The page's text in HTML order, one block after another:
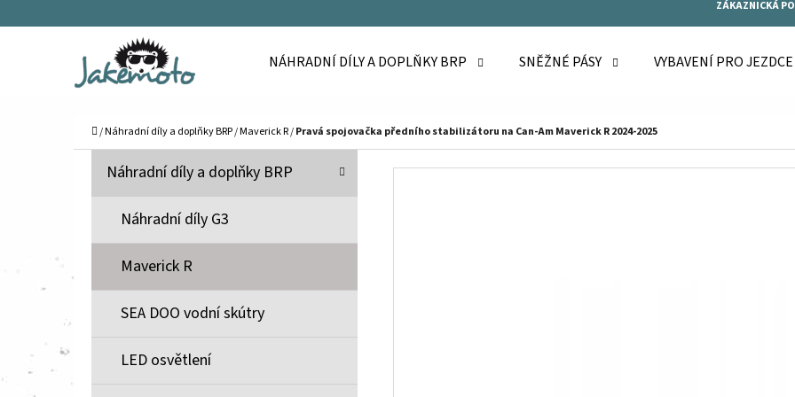
ZÁKAZNICKÁ
NÁHRADNÍ DÍLY A DOPLŇKY BRP SNĚŽNÉ PÁSY VYBAVENÍ PRO JEZDCE
Domů
/Náhradní díly a doplňky BRP/Maverick R/Pravá spojovačka předního stabilizátoru na Can-Am Maverick R 2024-2025
R
Přeskočit
K
G
R
Náhradní díly a doplňky BRP
Náhradní díly G3
Maverick R
SEA DOO vodní skútry
LED osvětlení
obchodu
obchodu